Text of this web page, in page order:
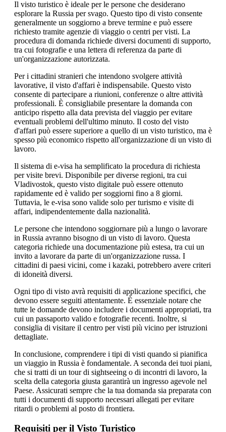
Il visto turistico è ideale per le persone che desiderano
esplorare la Russia per svago. Questo tipo di visto consente
generalmente un soggiorno a breve termine e può essere
richiesto tramite agenzie di viaggio o centri per visti. La
procedura di domanda richiede diversi documenti di supporto,
tra cui fotografie e una lettera di referenza da parte di
un'organizzazione autorizzata.
Per i cittadini stranieri che intendono svolgere attività
lavorative, il visto d'affari è indispensabile. Questo visto
consente di partecipare a riunioni, conferenze o altre attività
professionali. È consigliabile presentare la domanda con
anticipo rispetto alla data prevista del viaggio per evitare
eventuali problemi dell'ultimo minuto. Il costo del visto
d'affari può essere superiore a quello di un visto turistico, ma è
spesso più economico rispetto all'organizzazione di un visto di
lavoro.
Il sistema di e-visa ha semplificato la procedura di richiesta
per visite brevi. Disponibile per diverse regioni, tra cui
Vladivostok, questo visto digitale può essere ottenuto
rapidamente ed è valido per soggiorni fino a 8 giorni.
Tuttavia, le e-visa sono valide solo per turismo e visite di
affari, indipendentemente dalla nazionalità.
Le persone che intendono soggiornare più a lungo o lavorare
in Russia avranno bisogno di un visto di lavoro. Questa
categoria richiede una documentazione più estesa, tra cui un
invito a lavorare da parte di un'organizzazione russa. I
cittadini di paesi vicini, come i kazaki, potrebbero avere criteri
di idoneità diversi.
Ogni tipo di visto avrà requisiti di applicazione specifici, che
devono essere seguiti attentamente. È essenziale notare che
tutte le domande devono includere i documenti appropriati, tra
cui un passaporto valido e fotografie recenti. Inoltre, si
consiglia di visitare il centro per visti più vicino per istruzioni
dettagliate.
In conclusione, comprendere i tipi di visti quando si pianifica
un viaggio in Russia è fondamentale. A seconda dei tuoi piani,
che si tratti di un tour di sightseeing o di incontri di lavoro, la
scelta della categoria giusta garantirà un ingresso agevole nel
Paese. Assicurati sempre che la tua domanda sia preparata con
tutti i documenti di supporto necessari allegati per evitare
ritardi o problemi al posto di frontiera.
Requisiti per il Visto Turistico